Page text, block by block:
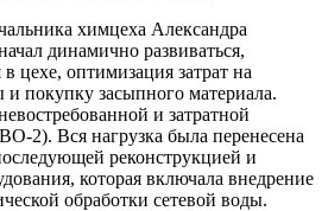
химцеха Александра
динамично развиваться,
цехе, оптимизация затрат на
покупку засыпного материала.
и затратной
2). Вся нагрузка была перенесена
реконструкцией и
которая включала внедрение
обработки сетевой воды.